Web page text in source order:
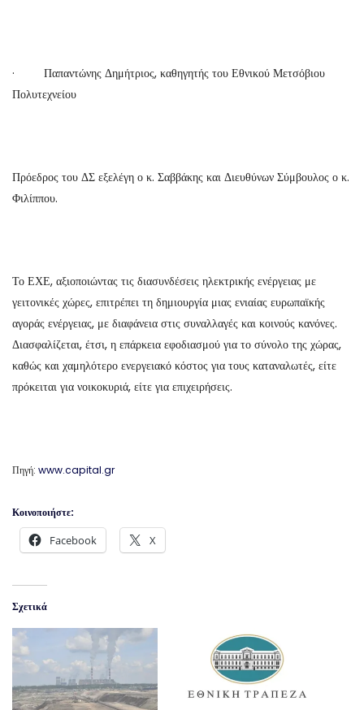
· Παπαντώνης Δημήτριος, καθηγητής του Εθνικού Μετσόβιου
Πολυτεχνείου
Πρόεδρος του ΔΣ εξελέγη ο κ. Σαββάκης και Διευθύνων Σύμβουλος ο κ.
Φιλίππου.
Το ΕΧΕ, αξιοποιώντας τις διασυνδέσεις ηλεκτρικής ενέργειας με
γειτονικές χώρες, επιτρέπει τη δημιουργία μιας ενιαίας ευρωπαϊκής
αγοράς ενέργειας, με διαφάνεια στις συναλλαγές και κοινούς κανόνες.
Διασφαλίζεται, έτσι, η επάρκεια εφοδιασμού για το σύνολο της χώρας,
καθώς και χαμηλότερο ενεργειακό κόστος για τους καταναλωτές, είτε
πρόκειται για νοικοκυριά, είτε για επιχειρήσεις.
Πηγή: www.capital.gr
Κοινοποιήστε:
Facebook X
Σχετικά